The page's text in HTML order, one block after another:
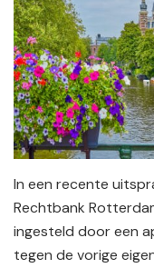
In een recente
Rechtbank
ingesteld door een
tegen de vorige